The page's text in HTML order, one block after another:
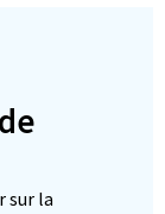
sur la